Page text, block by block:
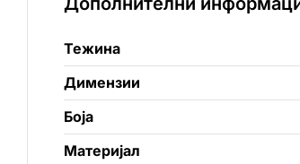
Тежина
Димензии
Боја
Материјал